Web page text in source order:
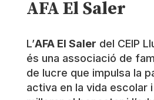
AFA El Saler
L’AFA El Saler del CEIP
és una associació de
de lucre que impulsa la
activa en la vida escolar